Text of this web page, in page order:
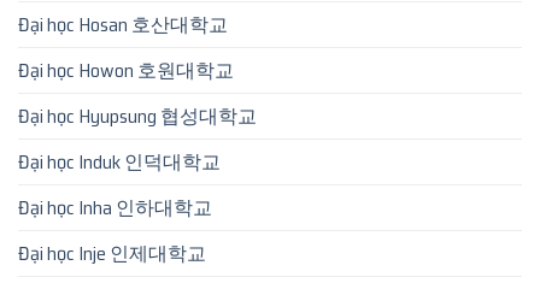
Đại học Hosan 호산대학교
Đại học Howon 호원대학교
Đại học Hyupsung 협성대학교
Đại học Induk 인덕대학교
Đại học Inha 인하대학교
Đại học Inje 인제대학교